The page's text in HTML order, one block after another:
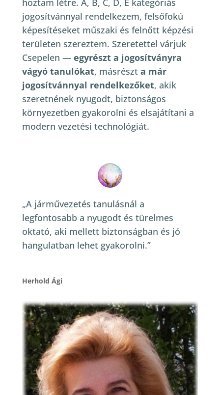
jogosítvánnyal rendelkezem, felsőfokú
képesítéseket műszaki és felnőtt képzési
területen szereztem. Szeretettel várjuk
Csepelen — egyrészt a jogosítványra
vágyó tanulókat, másrészt a már
jogosítvánnyal rendelkezőket, akik
szeretnének nyugodt, biztonságos
környezetben gyakorolni és elsajátítani a
modern vezetési technológiát.
„A járművezetés tanulásnál a
legfontosabb a nyugodt és türelmes
oktató, aki mellett biztonságban és jó
hangulatban lehet gyakorolni.”
Herhold Ági